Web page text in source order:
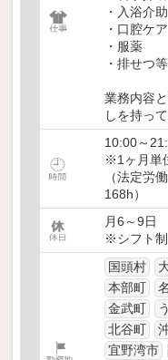
・入浴介助
・口腔ケア
・服薬
・排せつ
業務内容
しを持っ
10:00～
※1ヶ月単
（法定労
168h）
月6～9日
※シフト制
国頭村
本部町
金武町
北谷町
宜野湾市